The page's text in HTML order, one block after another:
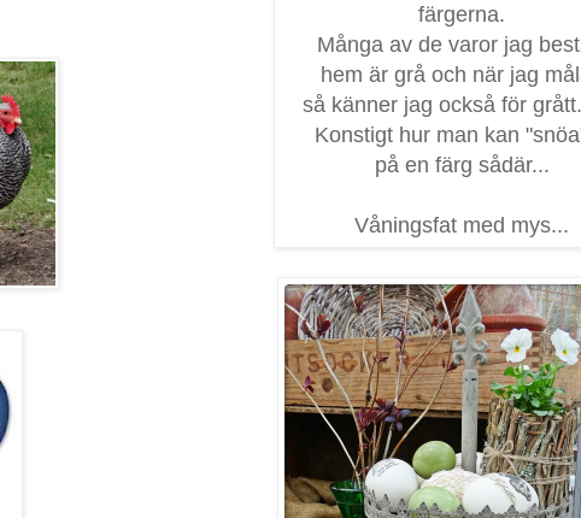
färgerna.
Många av de varor jag
hem är grå och när jag
så känner jag också för
Konstigt hur man kan
på en färg sådär...
Våningsfat med mys...